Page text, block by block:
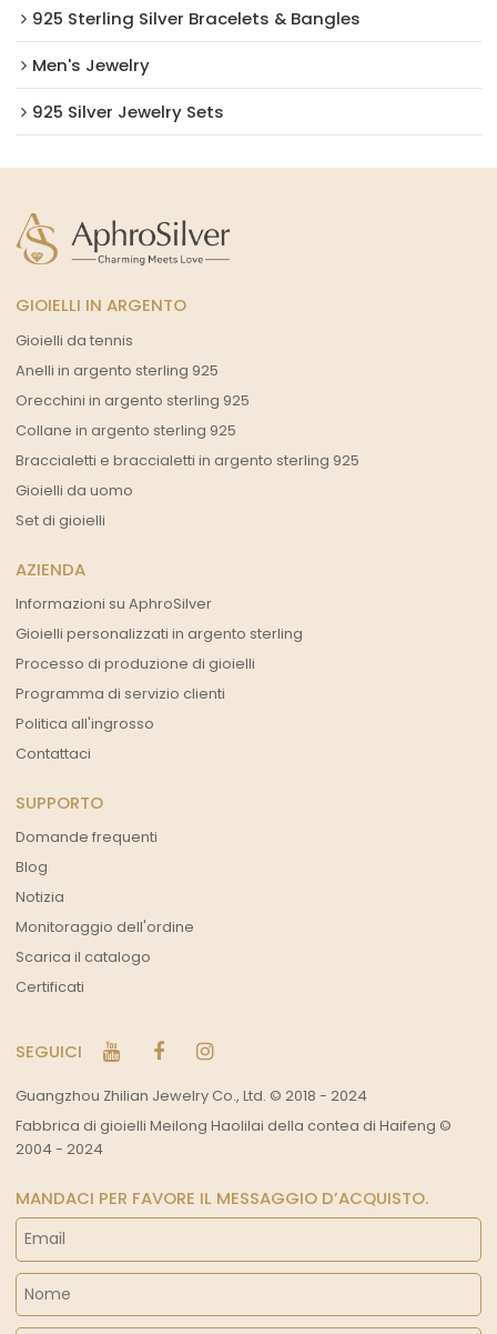
925 Sterling Silver Bracelets & Bangles
Men's Jewelry
925 Silver Jewelry Sets
GIOIELLI IN ARGENTO
Gioielli da tennis
Anelli in argento sterling 925
Orecchini in argento sterling 925
Collane in argento sterling 925
Braccialetti e braccialetti in argento sterling 925
Gioielli da uomo
Set di gioielli
AZIENDA
Informazioni su AphroSilver
Gioielli personalizzati in argento sterling
Processo di produzione di gioielli
Programma di servizio clienti
Politica all'ingrosso
Contattaci
SUPPORTO
Domande frequenti
Blog
Notizia
Monitoraggio dell'ordine
Scarica il catalogo
Certificati
SEGUICI
Guangzhou Zhilian Jewelry Co., Ltd. © 2018 - 2024
Fabbrica di gioielli Meilong Haolilai della contea di Haifeng ©
2004 - 2024
MANDACI PER FAVORE IL MESSAGGIO D’ACQUISTO.